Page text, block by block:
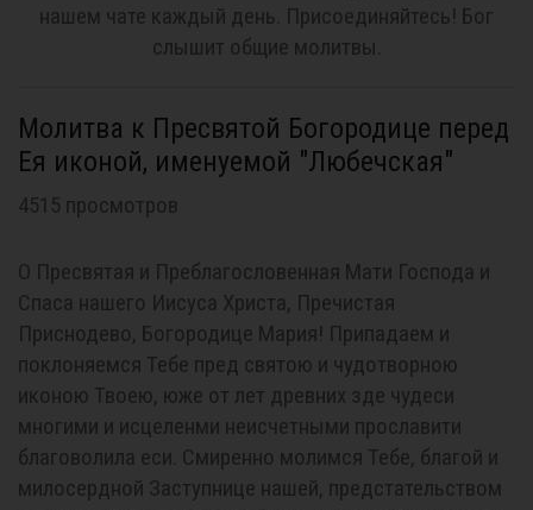
нашем чате каждый день. Присоединяйтесь! Бог
слышит общие молитвы.
Молитва к Пресвятой Богородице перед
Ея иконой, именуемой "Любечская"
4515 просмотров
О Пресвятая и Преблагословенная Мати Господа и
Спаса нашего Иисуса Христа, Пречистая
Приснодево, Богородице Мария! Припадаем и
поклоняемся Тебе пред святою и чудотворною
иконою Твоею, юже от лет древних зде чудеси
многими и исцеленми неисчетными прославити
благоволила еси. Смиренно молимся Тебе, благой и
милосердной Заступнице нашей, предстательством